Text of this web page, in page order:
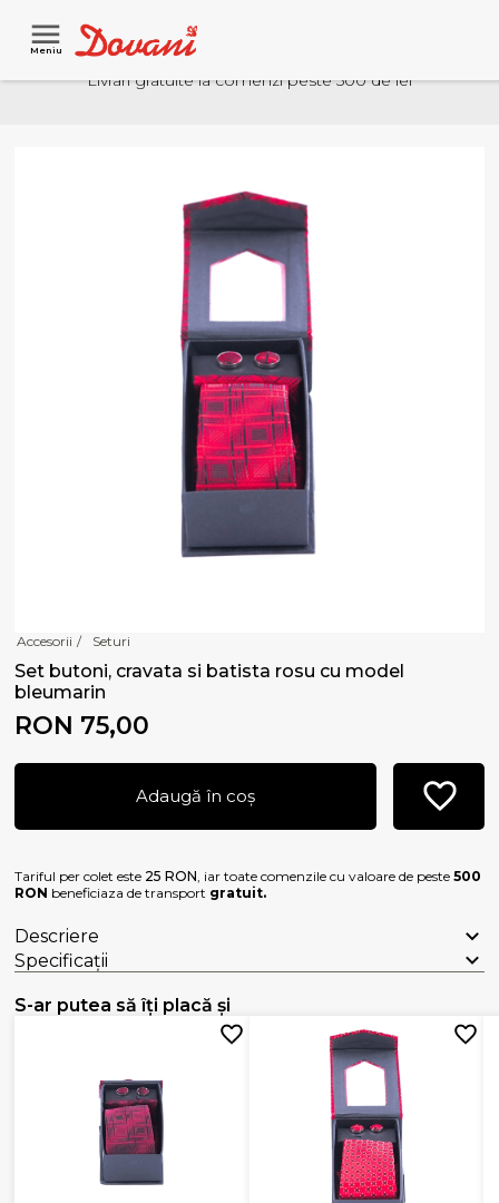
Meniu
Livrari gratuite la comenzi peste 500 de lei
Accesorii / Seturi
Set butoni, cravata si batista rosu cu model
bleumarin
RON 75,00
Adaugă în coș
Tariful per colet este 25 RON , iar toate comenzile cu valoare de peste500
RON beneficiaza de transport gratuit.
Descriere
Specificații
S-ar putea să îți placă și